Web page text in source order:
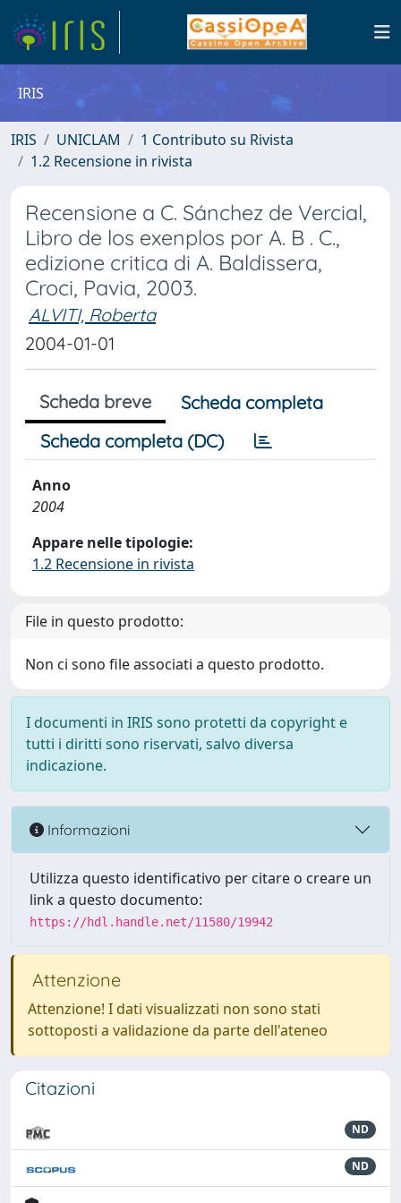
IRIS
IRIS UNICLAM
1 Contributo su Rivista
1.2 Recensione in rivista
Recensione a C. Sánchez de Vercial,
Libro de los exenplos por A. B . C.,
edizione critica di A. Baldissera,
Croci, Pavia, 2003.
ALVITI, Roberta
2004-01-01
Scheda breve
Scheda completa
Scheda completa (DC)
Anno
2004
Appare nelle tipologie:
1.2 Recensione in rivista
File in questo prodotto:
Non ci sono file associati a questo prodotto.
I documenti in IRIS sono protetti da copyright e
tutti i diritti sono riservati, salvo diversa
indicazione.
Informazioni
Utilizza questo identificativo per citare o creare un
link a questo documento:
https://hdl.handle.net/11580/19942
Attenzione
Attenzione! I dati visualizzati non sono stati
sottoposti a validazione da parte dell'ateneo
Citazioni
ND
ND